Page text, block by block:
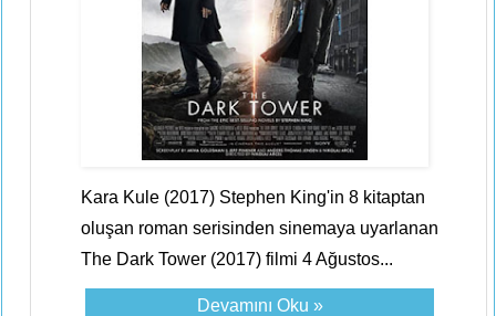
Kara Kule (2017) Stephen King'in 8 kitaptan
oluşan roman serisinden sinemaya uyarlanan
The Dark Tower (2017) filmi 4 Ağustos...
Devamını Oku »